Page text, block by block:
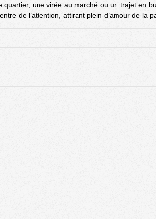
quartier, une virée au marché ou un trajet en
de l’attention, attirant plein d’amour de la